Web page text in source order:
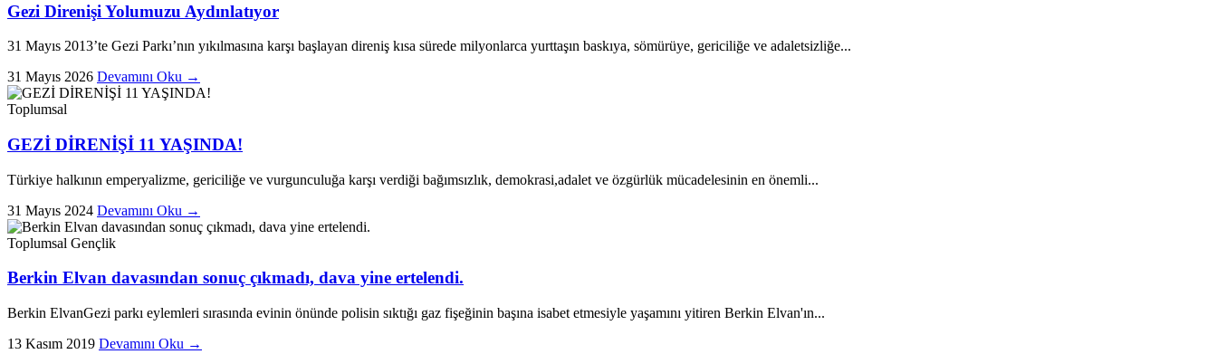
Gezi Direnişi Yolumuzu Aydınlatıyor
31 Mayıs 2013’te Gezi Parkı’nın yıkılmasına karşı başlayan direniş kısa sürede milyonlarca yurttaşın baskıya, sömürüye, gericiliğe ve adaletsizliğe...
31 Mayıs 2026 Devamını Oku →
Toplumsal
GEZİ DİRENİŞİ 11 YAŞINDA!
Türkiye halkının emperyalizme, gericiliğe ve vurgunculuğa karşı verdiği bağımsızlık, demokrasi,adalet ve özgürlük mücadelesinin en önemli...
31 Mayıs 2024 Devamını Oku →
Toplumsal Gençlik
Berkin Elvan davasından sonuç çıkmadı, dava yine ertelendi.
Berkin ElvanGezi parkı eylemleri sırasında evinin önünde polisin sıktığı gaz fişeğinin başına isabet etmesiyle yaşamını yitiren Berkin Elvan'ın...
13 Kasım 2019 Devamını Oku →